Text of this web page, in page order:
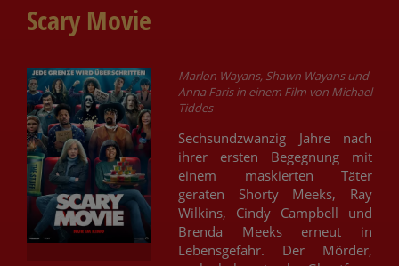
Scary Movie
Marlon Wayans, Shawn Wayans und
Anna Faris in einem Film von Michael
Tiddes
Sechsundzwanzig Jahre nach
ihrer ersten Begegnung mit
einem maskierten Täter
geraten Shorty Meeks, Ray
Wilkins, Cindy Campbell und
Brenda Meeks erneut in
Lebensgefahr. Der Mörder,